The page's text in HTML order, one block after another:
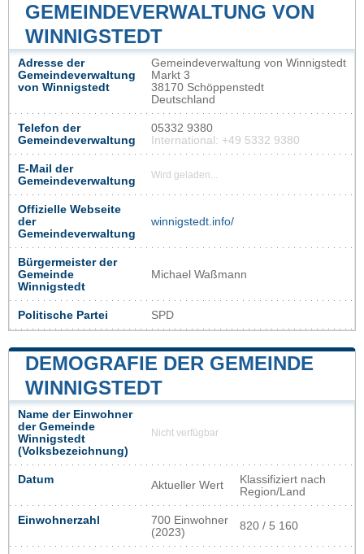
GEMEINDEVERWALTUNG VON
WINNIGSTEDT
Adresse der
Gemeindeverwaltung
von Winnigstedt
Gemeindeverwaltung von Winnigstedt
Markt 3
38170 Schöppenstedt
Deutschland
Telefon der
Gemeindeverwaltung
05332 9380
International: +49 5332 9380
E-Mail der
Gemeindeverwaltung
Wird geladen...
Offizielle Webseite
der
Gemeindeverwaltung
winnigstedt.info/
Bürgermeister der
Gemeinde
Winnigstedt
Michael Waßmann
Politische Partei SPD
DEMOGRAFIE DER GEMEINDE
WINNIGSTEDT
Name der Einwohner
der Gemeinde
Winnigstedt
(Volksbezeichnung)
Nicht verfügbar
Datum Aktueller Wert
Klassifiziert nach
Region/Land
Einwohnerzahl
700 Einwohner
(2023)
820 / 5 160